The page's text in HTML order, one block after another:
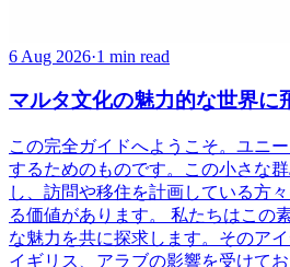
6 Aug 2026·1 min read
マルタ文化の魅力的な世界に
この完全ガイドへようこそ。ユニ
するためのものです。この小さな
し、訪問や移住を計画している方
る価値があります。 私たちはこの
な魅力を共に探求します。そのア
イギリス、アラブの影響を受けて